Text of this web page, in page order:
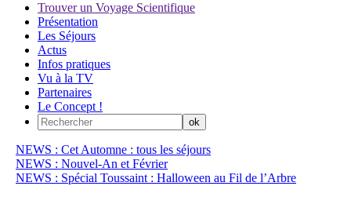
Trouver un Voyage Scientifique
Présentation
Les Séjours
Actus
Infos pratiques
Vu à la TV
Partenaires
Le Concept !
NEWS : Cet Automne : tous les séjours
NEWS : Nouvel-An et Février
NEWS : Spécial Toussaint : Halloween au Fil de l’Arbre